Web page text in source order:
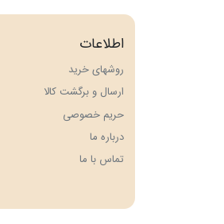
اطلاعات
روشهای خرید
ارسال و برگشت کالا
حريم خصوصی
درباره ما
تماس با ما